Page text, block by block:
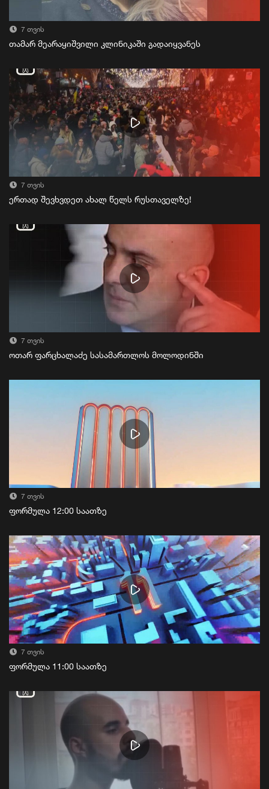
7 თვის
თამარ მეარაყიშვილი კლინიკაში გადაიყვანეს
7 თვის
ერთად შევხვდეთ ახალ წელს რუსთაველზე!
7 თვის
ოთარ ფარცხალაძე სასამართლოს მოლოდინში
7 თვის
ფორმულა 12:00 საათზე
7 თვის
ფორმულა 11:00 საათზე